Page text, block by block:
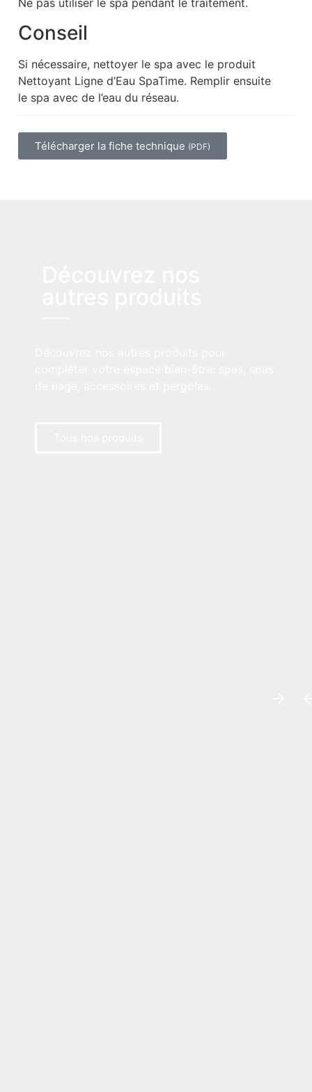
Ne pas utiliser le spa pendant le traitement.
Conseil
Si nécessaire, nettoyer le spa avec le produit
Nettoyant Ligne d’Eau SpaTime. Remplir ensuite
le spa avec de l’eau du réseau.
Télécharger la fiche technique (PDF)